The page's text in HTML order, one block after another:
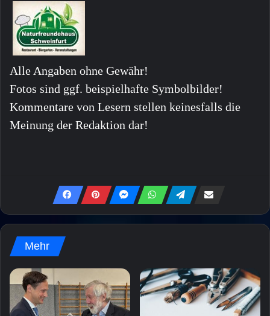
Alle Angaben ohne Gewähr!
Fotos sind ggf. beispielhafte Symbolbilder!
Kommentare von Lesern stellen keinesfalls die
Meinung der Redaktion dar!
Mehr